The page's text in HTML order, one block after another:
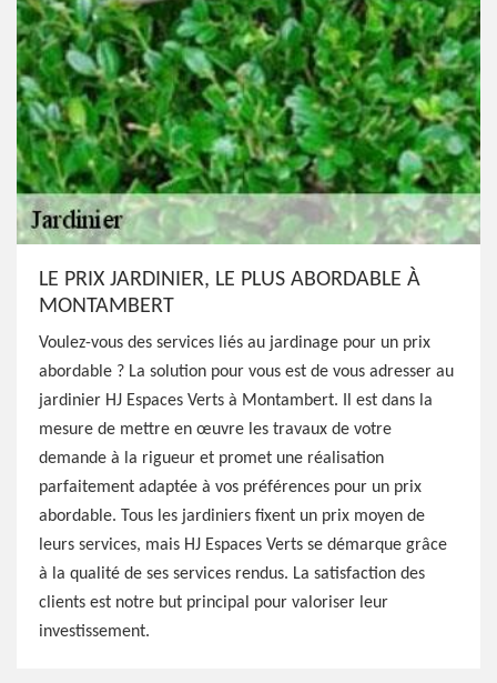
LE PRIX JARDINIER, LE PLUS ABORDABLE À
MONTAMBERT
Voulez-vous des services liés au jardinage pour un prix
abordable ? La solution pour vous est de vous adresser au
jardinier HJ Espaces Verts à Montambert. Il est dans la
mesure de mettre en œuvre les travaux de votre
demande à la rigueur et promet une réalisation
parfaitement adaptée à vos préférences pour un prix
abordable. Tous les jardiniers fixent un prix moyen de
leurs services, mais HJ Espaces Verts se démarque grâce
à la qualité de ses services rendus. La satisfaction des
clients est notre but principal pour valoriser leur
investissement.